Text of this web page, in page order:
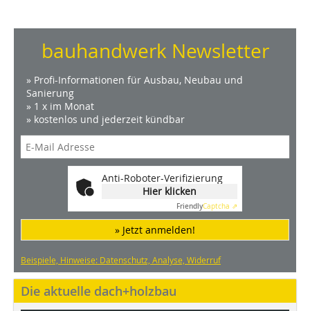
bauhandwerk Newsletter
» Profi-Informationen für Ausbau, Neubau und
Sanierung
» 1 x im Monat
» kostenlos und jederzeit kündbar
Anti-Roboter-Verifizierung
Hier klicken
FriendlyCaptcha ⇗
» Jetzt anmelden!
Beispiele, Hinweise: Datenschutz, Analyse, Widerruf
Die aktuelle dach+holzbau